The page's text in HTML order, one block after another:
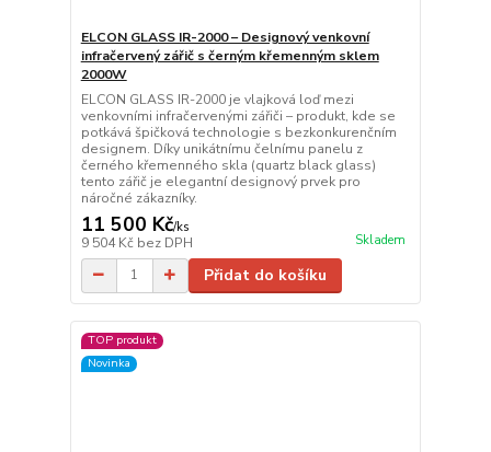
ELCON GLASS IR-2000 – Designový venkovní
infračervený zářič s černým křemenným sklem
2000W
ELCON GLASS IR-2000 je vlajková loď mezi
venkovními infračervenými zářiči – produkt, kde se
potkává špičková technologie s bezkonkurenčním
designem. Díky unikátnímu čelnímu panelu z
černého křemenného skla (quartz black glass)
tento zářič je elegantní designový prvek pro
náročné zákazníky.
11 500 Kč/ks
9 504 Kč bez DPH Skladem
Přidat do košíku
TOP produkt
Novinka